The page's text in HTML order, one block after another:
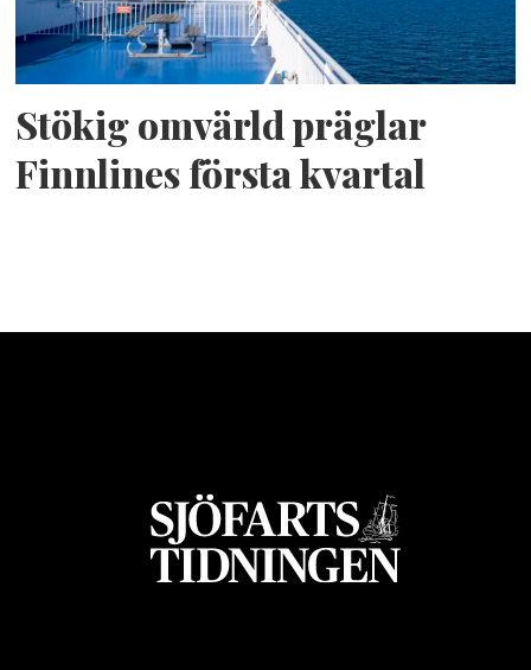
Stökig omvärld präglar
Finnlines första kvartal